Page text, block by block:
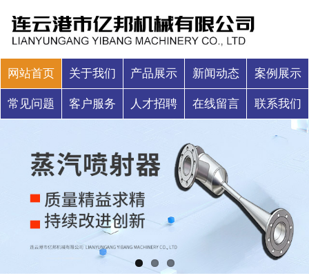
网站首页 关于我们 产品展示 新闻动态 案例展示
常见问题 客户服务 人才招聘 在线留言 联系我们